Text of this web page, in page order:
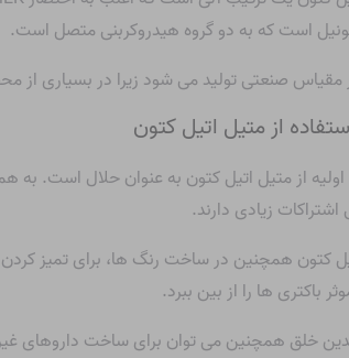
است که به دو گروه هیدروکربنی متصل است.
از متیل اتیل کتون
اولیه از متیل اتیل کتون به عنوان حلال است.
زیادی دارند.
کتون همچنین در ساخت رنگ ها، برای تمیز کردن
باکتری ها را از بین ببرد.
خلق همچنین می توان برای ساخت داروهای